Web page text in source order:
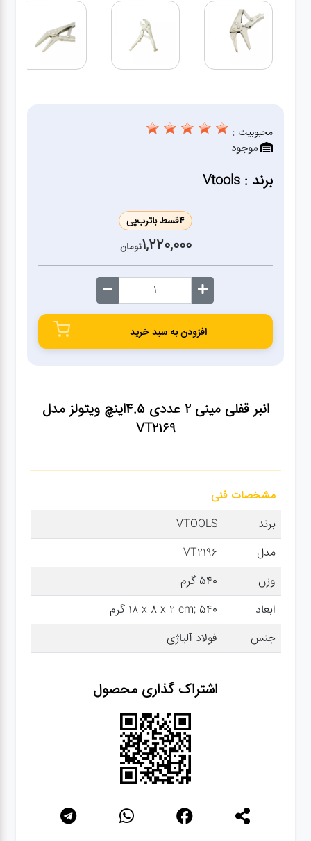
شارژی
ابزار
بادی
صفحه
آچار ها
کیف و
ابزار
انواع
باتری ها
پمپ
تجهیزات
انبر قفلی مینی 2 عددی 4.5اینچ ویتولز مدل
VT2169
مشخصات فنی
برند
VTOOLS
مدل
VT2196
وزن
540 گرم
ابعاد
‎18 x 8 x 2 cm; 540 گرم
جنس
فولاد آلیاژی
اشتراک گذاری محصول
محبوبیت :
موجود
برند : Vtools
4قسط باترب‌پی
1,220,000تومان
افزودن به سبد خرید